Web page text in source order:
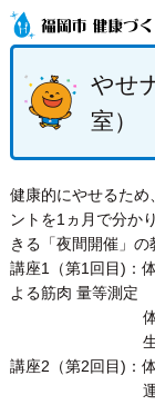
やせ
室）
健康的にやせるため
ントを1ヵ月で分か
きる「夜間開催」の
講座1（第1回目)：
よる筋肉 量等測定
体力
生活習慣
講座2（第2回目)：
運動につ